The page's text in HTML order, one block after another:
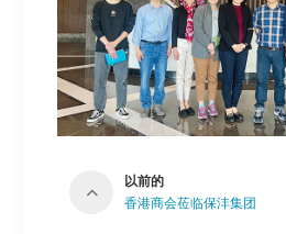
以前的
香港商会莅临保沣集团